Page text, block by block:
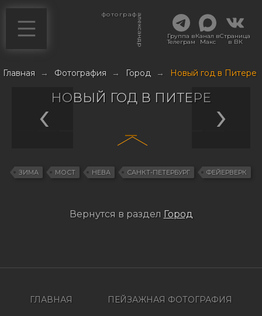
фотографалександр Группа в
Телеграм
Канал в
Макс
Страница
в ВК
Главная → Фотография → Город → Новый год в Питере
НОВЫЙ ГОД В ПИТЕРЕ
ЗИМА МОСТ НЕВА САНКТ-ПЕТЕРБУРГ ФЕЙЕРВЕРК
Вернутся в раздел Город
ГЛАВНАЯ ПЕЙЗАЖНАЯ ФОТОГРАФИЯ